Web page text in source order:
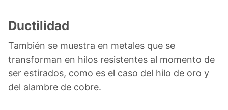
Ductilidad
También se muestra en metales que se
transforman en hilos resistentes al momento de
ser estirados, como es el caso del hilo de oro y
del alambre de cobre.